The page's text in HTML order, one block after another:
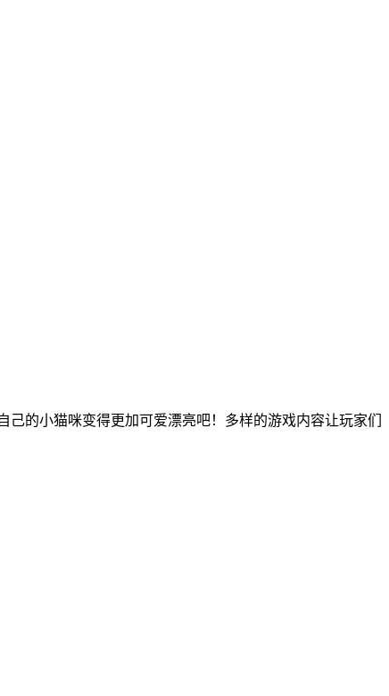
的小猫咪变得更加可爱漂亮吧！多样的游戏内容让玩家们